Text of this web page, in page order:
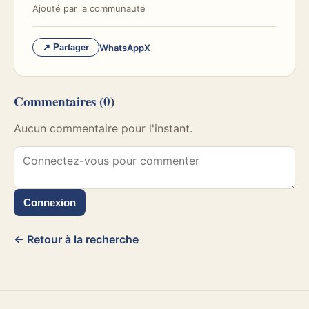
Ajouté par la communauté
↗ Partager WhatsAppX
Commentaires (0)
Aucun commentaire pour l'instant.
Connexion
← Retour à la recherche